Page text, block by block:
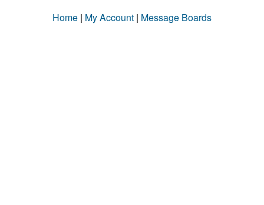
Home | My Account | Message Boards